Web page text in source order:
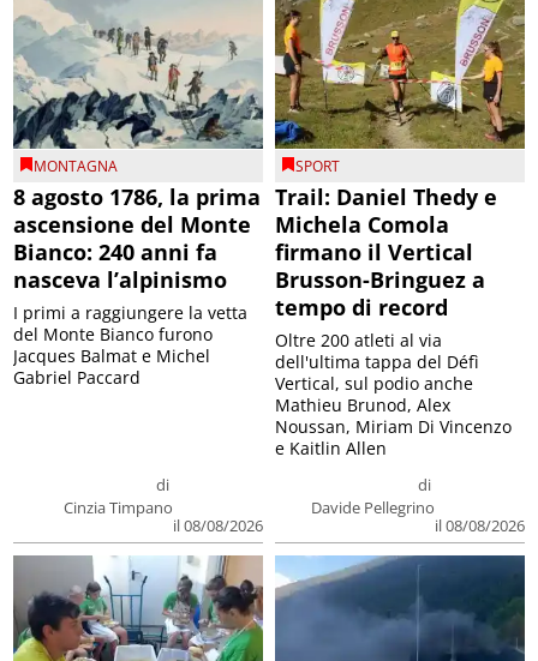
MONTAGNA
8 agosto 1786, la prima
ascensione del Monte
Bianco: 240 anni fa
nasceva l’alpinismo
di
Cinzia Timpano
il 08/08/2026
I primi a raggiungere la vetta
del Monte Bianco furono
Jacques Balmat e Michel
Gabriel Paccard
SPORT
Trail: Daniel Thedy e
Michela Comola
firmano il Vertical
Brusson-Bringuez a
tempo di record
di
Davide Pellegrino
il 08/08/2026
Oltre 200 atleti al via
dell'ultima tappa del Défì
Vertical, sul podio anche
Mathieu Brunod, Alex
Noussan, Miriam Di Vincenzo
e Kaitlin Allen